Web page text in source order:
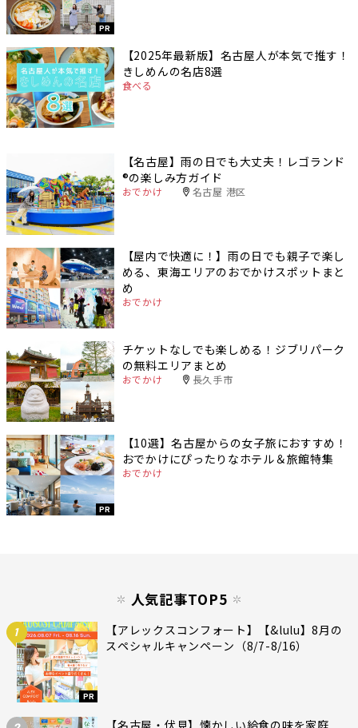
PR
【2025年最新版】名古屋人が本気で推す！
きしめんの名店8選
食べる
【名古屋】雨の日でも大丈夫！レゴランド
®️の楽しみ方ガイド
おでかけ 名古屋 港区
【屋内で快適に！】雨の日でも親子で楽し
める、東海エリアのおでかけスポットまと
め
おでかけ
チケットなしでも楽しめる！ジブリパーク
の無料エリアまとめ
おでかけ 長久手市
PR
【10選】名古屋からの女子旅におすすめ！
おでかけにぴったりなホテル＆旅館特集
おでかけ
人気記事TOP5
1
PR
【アレックスコンフォート】【&lulu】8月の
スペシャルキャンペーン（8/7-8/16）